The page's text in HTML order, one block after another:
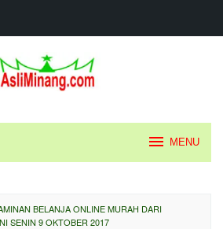
MENU
BELANJA ONLINE MURAH DARI
SENIN 9 OKTOBER 2017